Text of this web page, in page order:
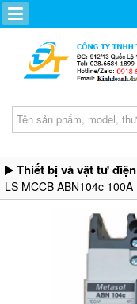
Thiết bị và vật tư điện
LS MCCB ABN104c 100A